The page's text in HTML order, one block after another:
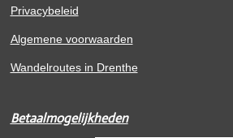
Privacybeleid
Algemene voorwaarden
Wandelroutes in Drenthe
Betaalmogelijkheden